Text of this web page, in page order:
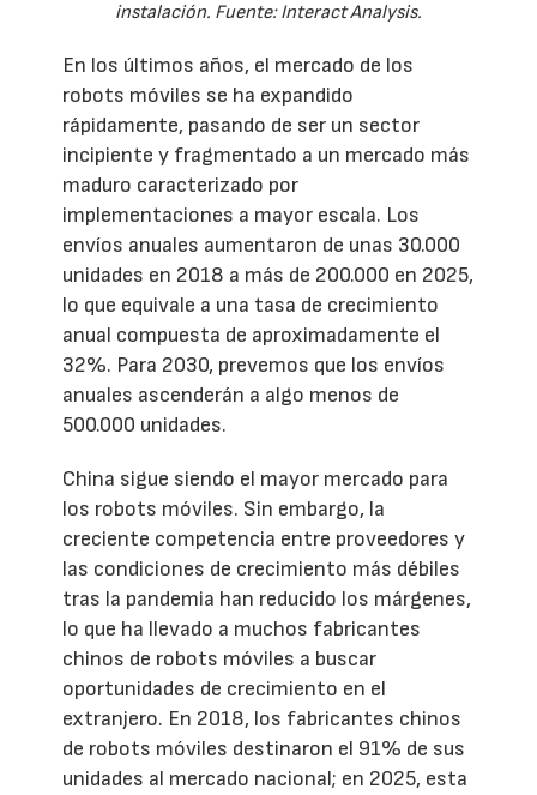
instalación. Fuente: Interact Analysis.
En los últimos años, el mercado de los
robots móviles se ha expandido
rápidamente, pasando de ser un sector
incipiente y fragmentado a un mercado más
maduro caracterizado por
implementaciones a mayor escala. Los
envíos anuales aumentaron de unas 30.000
unidades en 2018 a más de 200.000 en 2025,
lo que equivale a una tasa de crecimiento
anual compuesta de aproximadamente el
32%. Para 2030, prevemos que los envíos
anuales ascenderán a algo menos de
500.000 unidades.
China sigue siendo el mayor mercado para
los robots móviles. Sin embargo, la
creciente competencia entre proveedores y
las condiciones de crecimiento más débiles
tras la pandemia han reducido los márgenes,
lo que ha llevado a muchos fabricantes
chinos de robots móviles a buscar
oportunidades de crecimiento en el
extranjero. En 2018, los fabricantes chinos
de robots móviles destinaron el 91% de sus
unidades al mercado nacional; en 2025, esta